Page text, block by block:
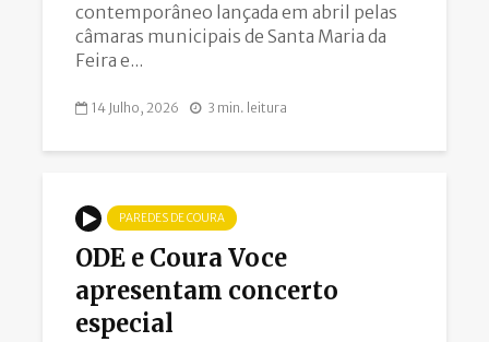
contemporâneo lançada em abril pelas
câmaras municipais de Santa Maria da
Feira e...
14 Julho, 2026 3 min. leitura
PAREDES DE COURA
ODE e Coura Voce
apresentam concerto
especial